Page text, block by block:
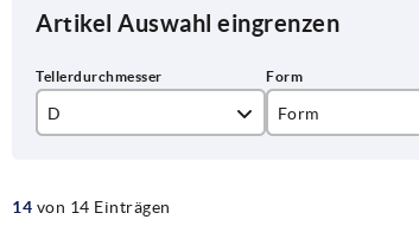
Artikel Auswahl eingrenzen
D
79
Form
14 von 14 Einträgen